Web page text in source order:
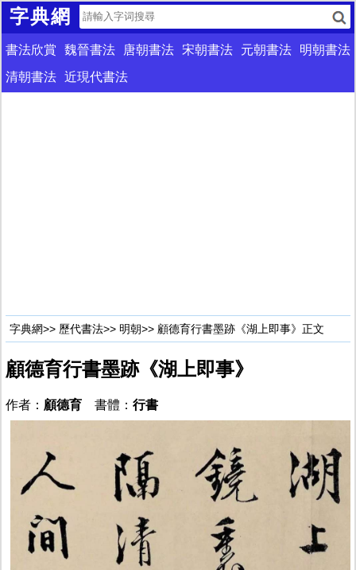
字典網
書法欣賞 魏晉書法 唐朝書法 宋朝書法 元朝書法
明朝書法
清朝書法 近現代書法
字典網>> 歷代書法>> 明朝>> 顧德育行書墨跡《湖上即事》正文
顧德育行書墨跡《湖上即事》
作者： 顧德育 書體： 行書